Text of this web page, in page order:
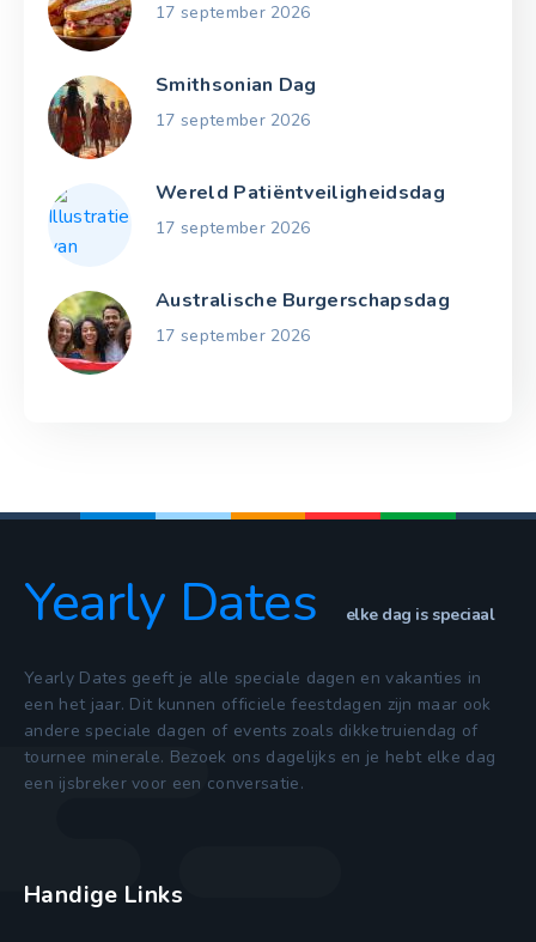
17 september 2026
Smithsonian Dag
17 september 2026
Wereld Patiëntveiligheidsdag
17 september 2026
Australische Burgerschapsdag
17 september 2026
Yearly Dates elke dag is speciaal
Yearly Dates geeft je alle speciale dagen en vakanties in
een het jaar. Dit kunnen officiele feestdagen zijn maar ook
andere speciale dagen of events zoals dikketruiendag of
tournee minerale. Bezoek ons dagelijks en je hebt elke dag
een ijsbreker voor een conversatie.
Handige Links